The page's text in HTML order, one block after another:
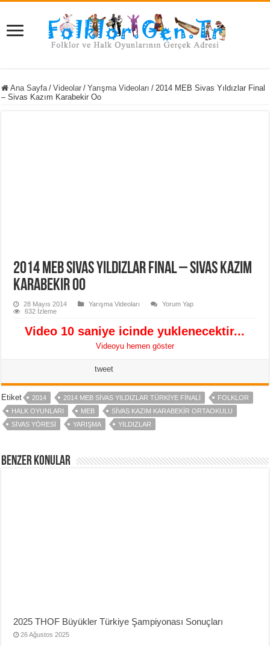
Ana Sayfa / Videolar / Yarışma Videoları / 2014 MEB Sivas Yıldızlar Final
– Sivas Kazım Karabekir Oo
2014 MEB Sivas Yıldızlar Final – Sivas Kazım
Karabekir Oo
28 Mayıs 2014 Yarışma Videoları
Yorum Yap
632 İzleme
Video 10 saniye icinde yuklenecektir...
Videoyu hemen göster
tweet
Etiket 2014 2014 MEB SIVAS YILDIZLAR TÜRKIYE FINALI
FOLKLOR
HALK OYUNLARI
MEB
SIVAS KAZIM KARABEKIR ORTAOKULU
SIVAS YÖRESI
YARIŞMA YILDIZLAR
Benzer Konular
2025 THOF Büyükler Türkiye Şampiyonası Sonuçları
26 Ağustos 2025